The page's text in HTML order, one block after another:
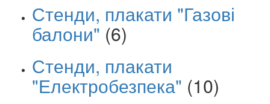
Стенди, плакати "Газові
балони" (6)
Стенди, плакати
"Електробезпека" (10)